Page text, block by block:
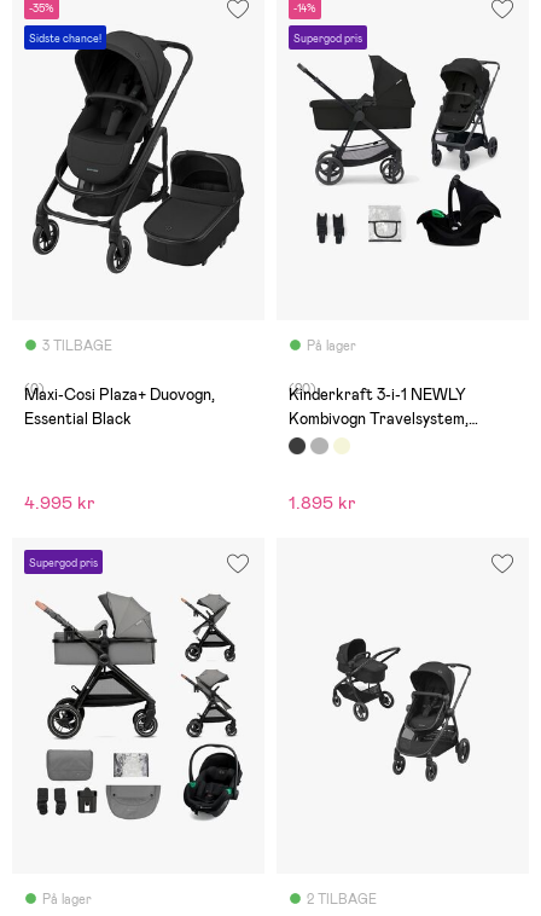
-35%
Sidste chance!
3 TILBAGE
(0)
Maxi-Cosi Plaza+ Duovogn,
Essential Black
4.995 kr
-14%
Supergod pris
På lager
(20)
Kinderkraft 3-i-1 NEWLY
Kombivogn Travelsystem,
Classic Black
1.895 kr
Supergod pris
På lager 2 TILBAGE